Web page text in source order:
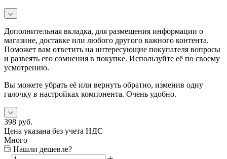
Дополнительная вкладка, для размещения информации о
магазине, доставке или любого другого важного контента.
Поможет вам ответить на интересующие покупателя вопросы
и развеять его сомнения в покупке. Используйте её по своему
усмотрению.
Вы можете убрать её или вернуть обратно, изменив одну
галочку в настройках компонента. Очень удобно.
398 руб.
Цена указана без учета НДС
Много
Нашли дешевле?